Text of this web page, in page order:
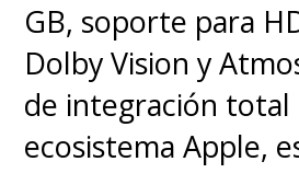
GB, soporte para
Dolby Vision y
de integración total
ecosistema Apple,